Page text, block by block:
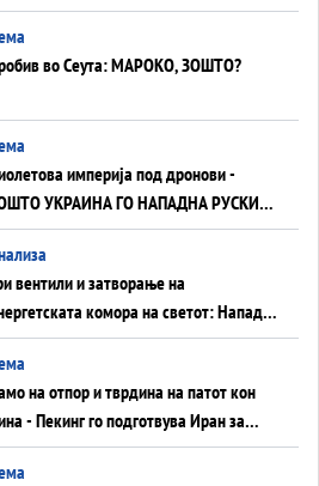
до Црното Море...
во Сеута: МАРОКО, ЗОШТО?
империја под дронови -
УКРАИНА ГО НАПАДНА РУСКИОТ
вентили и затворање на
комора на светот: Нападот
Суец најавува глобален енергетски
на отпор и тврдина на патот кон
- Пекинг го подготвува Иран за
копнена инвазија